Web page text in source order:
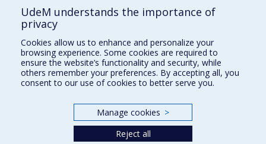
Comment soutenir le CÉRIUM?
BESOIN D'AIDE?
Plan du site
Signaler une erreur
Accessibilité
Nos départements et écoles
UdeM understands the importance of
privacy
Cookies allow us to enhance and personalize your
browsing experience. Some cookies are required to
ensure the website’s functionality and security, while
others remember your preferences. By accepting all, you
consent to our use of cookies to better serve you.
Manage cookies >
Reject all